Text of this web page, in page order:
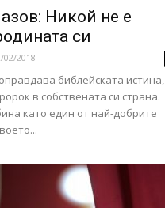
Никой не е
си
02/2018
библейската истина,
в собствената си страна.
като един от най-добрите